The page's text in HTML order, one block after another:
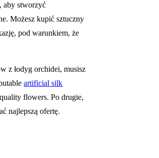
aby stworzyć
Możesz kupić sztuczny
pod warunkiem, że
z łodyg orchidei, musisz
artificial silk
flowers. Po drugie,
najlepszą ofertę.